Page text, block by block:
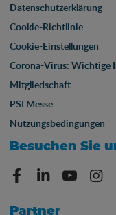
Datenschutzerklärung
Cookie-Richtlinie
Cookie-Einstellungen
Corona-Virus: Wichtige
Mitgliedschaft
PSI Messe
Nutzungsbedingungen
Besuchen Sie
Partner